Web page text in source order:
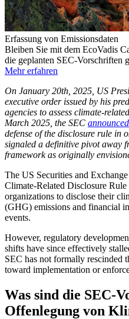
Erfassung von Emissionsdaten
Bleiben Sie mit dem EcoVadis
die geplanten SEC-Vorschriften
Mehr erfahren
On January 20th , 2025, US
executive order issued by his
agencies to assess climate-
March 2025, the SEC announced
defense of the disclosure rule in
signaled a definitive pivot away
framework as originally
The US Securities and
Climate-Related Disclosure
organizations to disclose their
(GHG) emissions and financial
events.
However, regulatory
shifts have since effectively
SEC has not formally rescinded
toward implementation or
Was sind die SEC-
Offenlegung von